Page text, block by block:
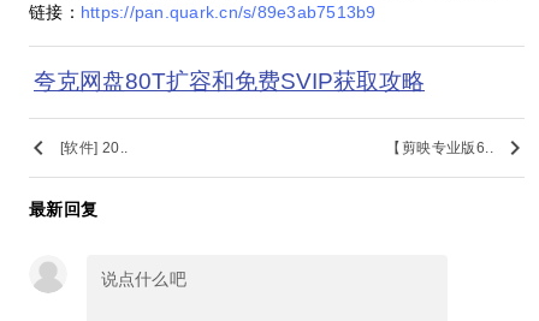
链接： https://pan.quark.cn/s/89e3ab7513b9
夸克网盘80T扩容和免费SVIP获取攻略
keyboard_arrow_left [软件] 20.. 【剪映专业版6.. keyboard_arrow_right
最新回复